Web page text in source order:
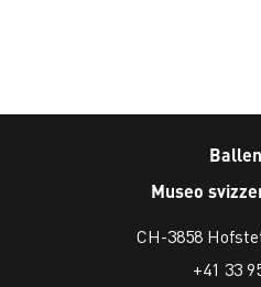
Museo
CH-3858
+41 33